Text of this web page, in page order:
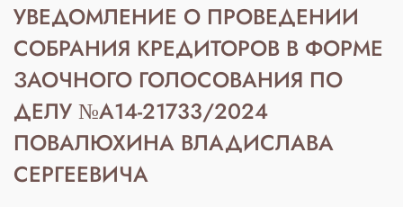
УВЕДОМЛЕНИЕ О ПРОВЕДЕНИИ
СОБРАНИЯ КРЕДИТОРОВ В ФОРМЕ
ЗАОЧНОГО ГОЛОСОВАНИЯ ПО
ДЕЛУ №А14-21733/2024
ПОВАЛЮХИНА ВЛАДИСЛАВА
СЕРГЕЕВИЧА